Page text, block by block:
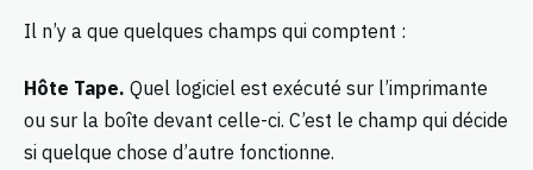
Il n’y a que quelques champs qui comptent :
Hôte Tape. Quel logiciel est exécuté sur l’imprimante
ou sur la boîte devant celle-ci. C’est le champ qui décide
si quelque chose d’autre fonctionne.